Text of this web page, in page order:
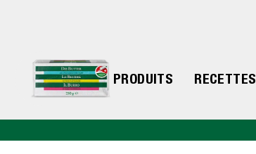
PRODUITS RECETTES